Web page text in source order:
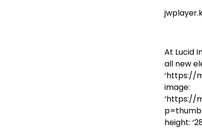
At Lucid
all new
‘https://
image:
‘https://
height: